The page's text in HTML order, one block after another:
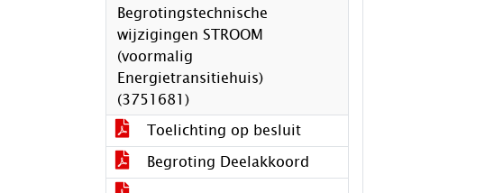
Begrotingstechnische
wijzigingen STROOM
(voormalig
Energietransitiehuis)
(3751681)
Toelichting op besluit
Begroting Deelakkoord